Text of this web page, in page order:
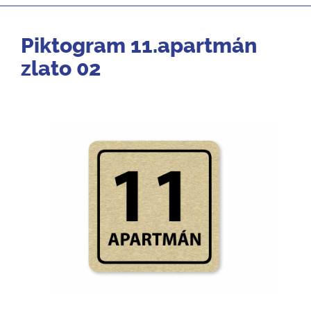
Piktogram 11.apartmán
zlato 02